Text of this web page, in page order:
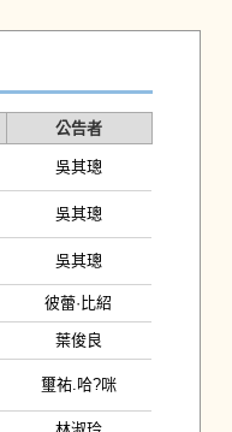
公告者
吳其璁
吳其璁
吳其璁
彼蕾·比紹
葉俊良
璽祐.哈?咪